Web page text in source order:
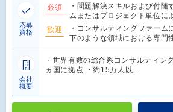
応募
資格
必須
・問題解決スキルおよび付
ムまたはプロジェクト単位に
歓迎
・コンサルティングファー
下のような領域における
会社
概要
・世界有数の総合系コンサルティン
ヵ国に拠点 ・約15万人以…